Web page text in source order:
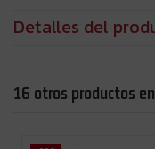
Detalles del
16 otros productos